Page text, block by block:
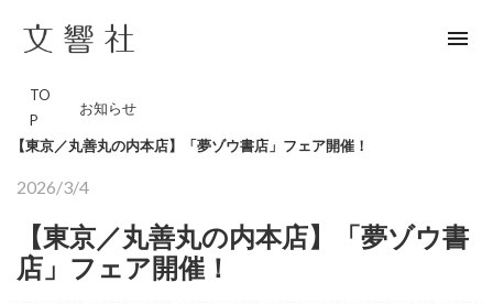
menu
TO
P
お知らせ
【東京／丸善丸の内本店】「夢ゾウ書店」フェア開催！
2026/3/4
【東京／丸善丸の内本店】「夢ゾウ書
店」フェア開催！